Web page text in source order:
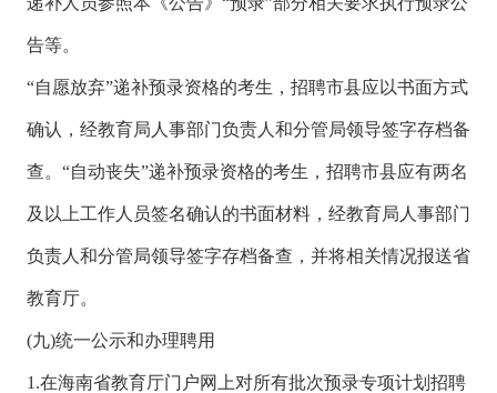
告等。
“自愿放弃”递补预录资格的考生，招聘市县应以书面方式
确认，经教育局人事部门负责人和分管局领导签字存档备
查。“自动丧失”递补预录资格的考生，招聘市县应有两名
及以上工作人员签名确认的书面材料，经教育局人事部门
负责人和分管局领导签字存档备查，并将相关情况报送省
教育厅。
(九)统一公示和办理聘用
1.在海南省教育厅门户网上对所有批次预录专项计划招聘